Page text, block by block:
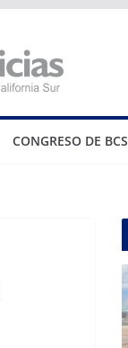
CONGRESO DE BCS